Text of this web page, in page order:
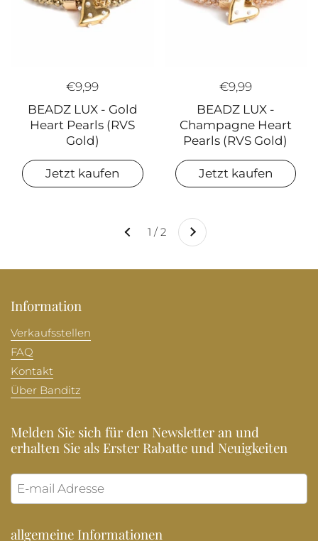
€9,99
BEADZ LUX - Gold
Heart Pearls (RVS
Gold)
Jetzt kaufen
€9,99
BEADZ LUX -
Champagne Heart
Pearls (RVS Gold)
Jetzt kaufen
Zurück 1 / 2 Weiter
Information
Verkaufsstellen
FAQ
Kontakt
Über Banditz
Melden Sie sich für den Newsletter an und
erhalten Sie als Erster Rabatte und Neuigkeiten
allgemeine Informationen